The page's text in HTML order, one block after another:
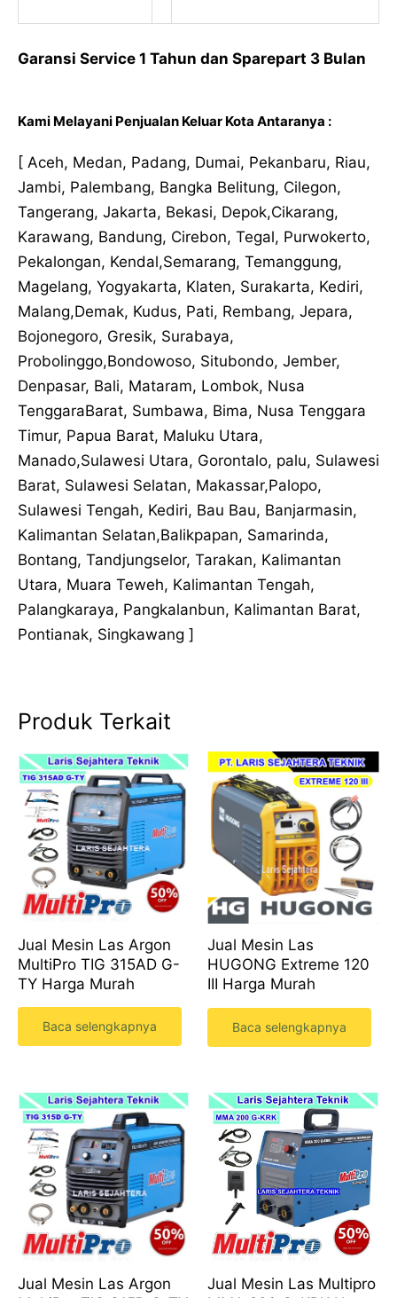
Garansi Service 1 Tahun dan Sparepart 3 Bulan
Kami Melayani Penjualan Keluar Kota Antaranya :
[ Aceh, Medan, Padang, Dumai, Pekanbaru, Riau,
Jambi, Palembang, Bangka Belitung, Cilegon,
Tangerang, Jakarta, Bekasi, Depok,Cikarang,
Karawang, Bandung, Cirebon, Tegal, Purwokerto,
Pekalongan, Kendal,Semarang, Temanggung,
Magelang, Yogyakarta, Klaten, Surakarta, Kediri,
Malang,Demak, Kudus, Pati, Rembang, Jepara,
Bojonegoro, Gresik, Surabaya,
Probolinggo,Bondowoso, Situbondo, Jember,
Denpasar, Bali, Mataram, Lombok, Nusa
TenggaraBarat, Sumbawa, Bima, Nusa Tenggara
Timur, Papua Barat, Maluku Utara,
Manado,Sulawesi Utara, Gorontalo, palu, Sulawesi
Barat, Sulawesi Selatan, Makassar,Palopo,
Sulawesi Tengah, Kediri, Bau Bau, Banjarmasin,
Kalimantan Selatan,Balikpapan, Samarinda,
Bontang, Tandjungselor, Tarakan, Kalimantan
Utara, Muara Teweh, Kalimantan Tengah,
Palangkaraya, Pangkalanbun, Kalimantan Barat,
Pontianak, Singkawang ]
Produk Terkait
Jual Mesin Las Argon
MultiPro TIG 315AD G-
TY Harga Murah
Baca selengkapnya
Jual Mesin Las
HUGONG Extreme 120
III Harga Murah
Baca selengkapnya
Jual Mesin Las Argon
Jual Mesin Las Multipro